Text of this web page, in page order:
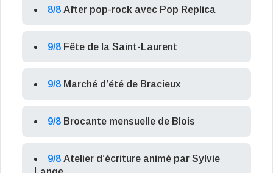
8/8 After pop-rock avec Pop Replica
9/8 Fête de la Saint-Laurent
9/8 Marché d’été de Bracieux
9/8 Brocante mensuelle de Blois
9/8 Atelier d’écriture animé par Sylvie